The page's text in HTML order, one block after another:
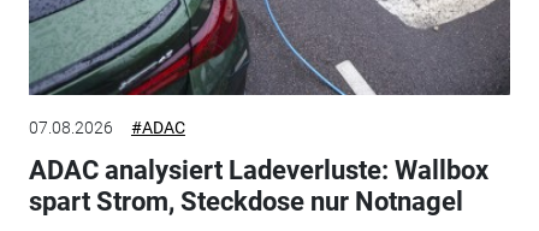
07.08.2026 #ADAC
ADAC analysiert Ladeverluste: Wallbox
spart Strom, Steckdose nur Notnagel